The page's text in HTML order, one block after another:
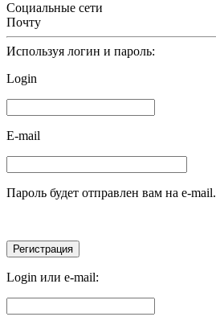
Социальные сети
Почту
Используя логин и пароль:
Login
E-mail
Пароль будет отправлен вам на e-mail.
Login или e-mail: